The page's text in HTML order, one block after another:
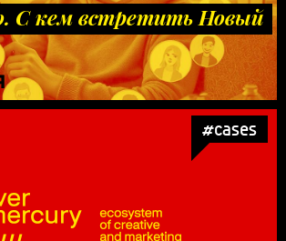
С кем встретить Новый
#cases